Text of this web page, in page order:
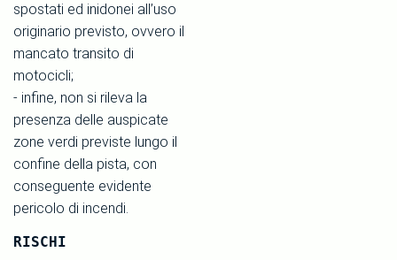
spostati ed inidonei all’uso
originario previsto, ovvero il
mancato transito di
motocicli;
- infine, non si rileva la
presenza delle auspicate
zone verdi previste lungo il
confine della pista, con
conseguente evidente
pericolo di incendi.
RISCHI